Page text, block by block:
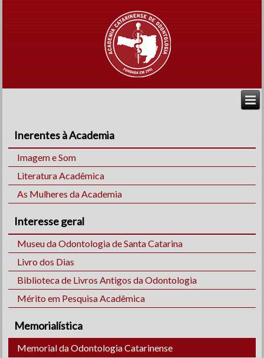
Inerentes à Academia
Imagem e Som
Literatura Acadêmica
As Mulheres da Academia
Interesse geral
Museu da Odontologia de Santa Catarina
Livro dos Dias
Biblioteca de Livros Antigos da Odontologia
Mérito em Pesquisa Acadêmica
Memorialística
Memorial da Odontologia Catarinense